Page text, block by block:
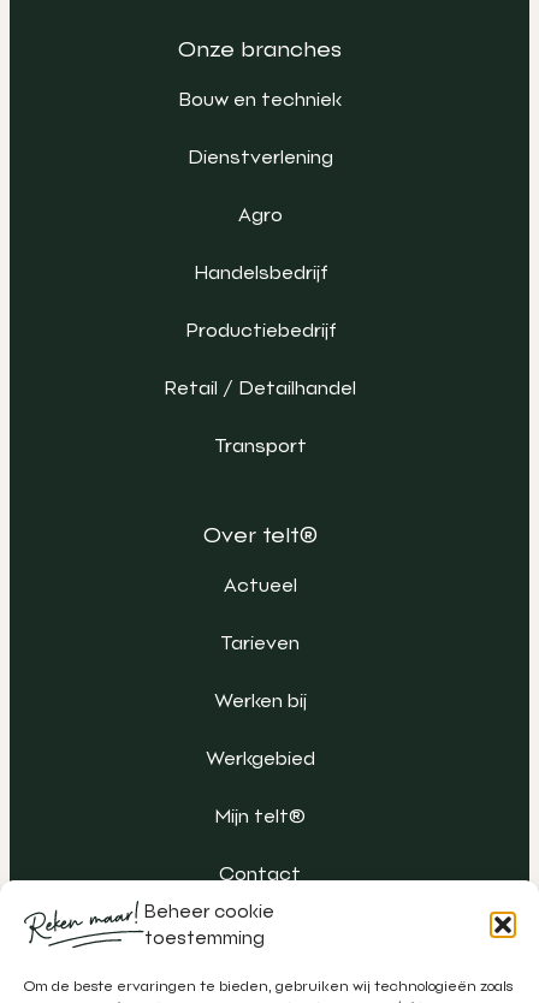
Beheer cookie
toestemming
Om de beste ervaringen te bieden, gebruiken wij technologieën zoals
Onze branches
Bouw en techniek
Dienstverlening
Agro
Handelsbedrijf
Productiebedrijf
Retail / Detailhandel
Transport
Over telt®
Actueel
Tarieven
Werken bij
Werkgebied
Mijn telt®
Contact